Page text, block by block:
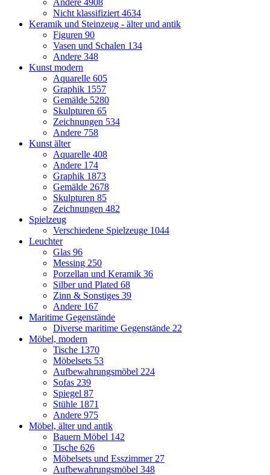
Andere 4908
Nicht klassifiziert 4634
Keramik und Steinzeug - älter und antik
Figuren 90
Vasen und Schalen 134
Andere 348
Kunst modern
Aquarelle 605
Graphik 1557
Gemälde 5280
Skulpturen 65
Zeichnungen 534
Andere 758
Kunst älter
Aquarelle 408
Andere 174
Graphik 1873
Gemälde 2678
Skulpturen 85
Zeichnungen 482
Spielzeug
Verschiedene Spielzeuge 1044
Leuchter
Glas 96
Messing 250
Porzellan und Keramik 36
Silber und Plated 68
Zinn & Sonstiges 39
Andere 167
Maritime Gegenstände
Diverse maritime Gegenstände 22
Möbel, modern
Tische 1370
Möbelsets 53
Aufbewahrungsmöbel 224
Sofas 239
Spiegel 87
Stühle 1871
Andere 975
Möbel, älter und antik
Bauern Möbel 142
Tische 626
Möbelsets und Esszimmer 27
Aufbewahrungsmöbel 348